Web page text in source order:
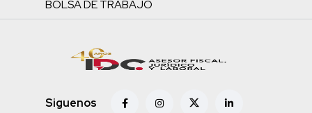
BOLSA DE TRABAJO
Siguenos